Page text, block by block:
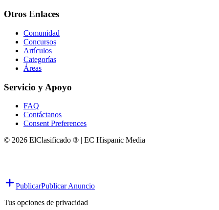
Otros Enlaces
Comunidad
Concursos
Artículos
Categorías
Áreas
Servicio y Apoyo
FAQ
Contáctanos
Consent Preferences
© 2026 ElClasificado ® | EC Hispanic Media
PublicarPublicar Anuncio
Tus opciones de privacidad